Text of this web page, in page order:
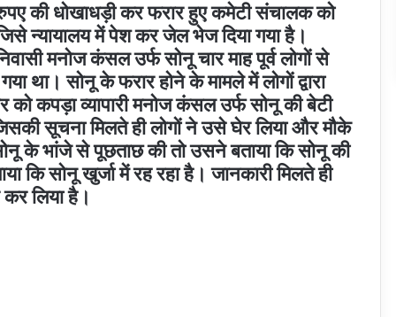
की धोखाधड़ी कर फरार हुए कमेटी संचालक को
न्यायालय में पेश कर जेल भेज दिया गया है।
मनोज कंसल उर्फ सोनू चार माह पूर्व लोगों से
था। सोनू के फरार होने के मामले में लोगों द्वारा
को कपड़ा व्यापारी मनोज कंसल उर्फ सोनू की बेटी
सूचना मिलते ही लोगों ने उसे घेर लिया और मौके
के भांजे से पूछताछ की तो उसने बताया कि सोनू की
सोनू खुर्जा में रह रहा है। जानकारी मिलते ही
लिया है।